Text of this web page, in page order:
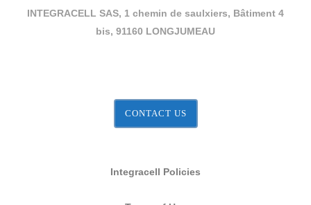
INTEGRACELL SAS, 1 chemin de saulxiers, Bâtiment 4
bis, 91160 LONGJUMEAU
CONTACT US
Integracell Policies